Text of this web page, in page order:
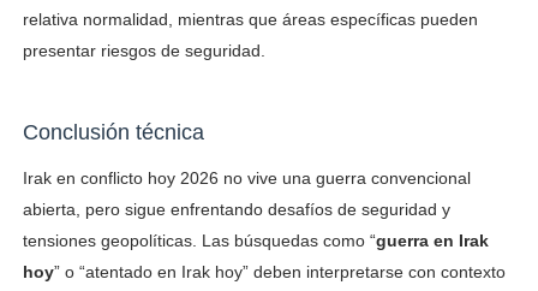
relativa normalidad, mientras que áreas específicas pueden
presentar riesgos de seguridad.
Conclusión técnica
Irak en conflicto hoy 2026 no vive una guerra convencional
abierta, pero sigue enfrentando desafíos de seguridad y
tensiones geopolíticas. Las búsquedas como “guerra en Irak
hoy” o “atentado en Irak hoy” deben interpretarse con contexto